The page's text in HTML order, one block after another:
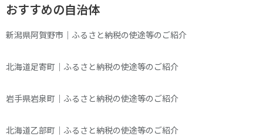
おすすめの自治体
新潟県阿賀野市｜ふるさと納税の使途等のご紹介
北海道足寄町｜ふるさと納税の使途等のご紹介
岩手県岩泉町｜ふるさと納税の使途等のご紹介
北海道乙部町｜ふるさと納税の使途等のご紹介